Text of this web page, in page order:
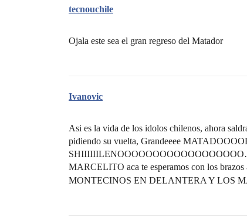
tecnouchile
Ojala este sea el gran regreso del Matador
Ivanovic
Asi es la vida de los idolos chilenos, ahora
pidiendo su vuelta, Grandeeee
MARCELITO aca te esperamos con los
MONTECINOS EN DELANTERA Y LOS